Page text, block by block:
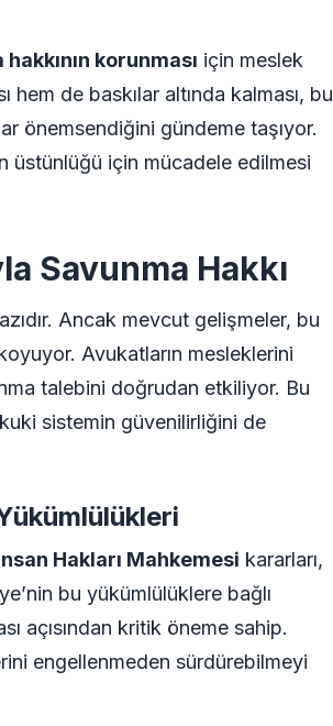
korunması için meslek
hem de baskılar altında kalması, bu
önemsendiğini gündeme taşıyor.
üstünlüğü için mücadele edilmesi
Savunma Hakkı
Ancak mevcut gelişmeler, bu
Avukatların mesleklerini
talebini doğrudan etkiliyor. Bu
sistemin güvenilirliğini de
Hakları Mahkemesi kararları,
bu yükümlülüklere bağlı
açısından kritik öneme sahip.
engellenmeden sürdürebilmeyi